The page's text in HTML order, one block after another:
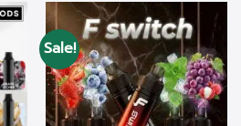
Sale!